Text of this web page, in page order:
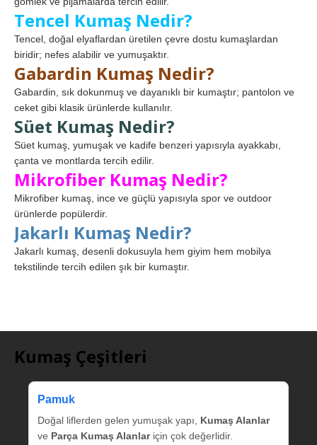
Tencel Kumaş Nedir?
Tencel, doğal elyaflardan üretilen çevre dostu kumaşlardan
biridir; nefes alabilir ve yumuşaktır.
Gabardin Kumaş Nedir?
Gabardin, sık dokunmuş ve dayanıklı bir kumaştır; pantolon ve
ceket gibi klasik ürünlerde kullanılır.
Süet Kumaş Nedir?
Süet kumaş, yumuşak ve kadife benzeri yapısıyla ayakkabı,
çanta ve montlarda tercih edilir.
Mikrofiber Kumaş Nedir?
Mikrofiber kumaş, ince ve güçlü yapısıyla spor ve outdoor
ürünlerde popülerdir.
Jakarlı Kumaş Nedir?
Jakarlı kumaş, desenli dokusuyla hem giyim hem mobilya
tekstilinde tercih edilen şık bir kumaştır.
Kumaş Çeşitleri
Pamuk
Doğal liflerden gelen yumuşak yapı, Kumaş Alanlar
ve Parça Kumaş Alanlariçin çok değerlidir.